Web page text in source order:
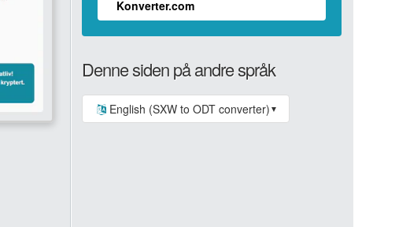
Konverter.com
Denne siden på andre språk
English (SXW to ODT converter) ▼